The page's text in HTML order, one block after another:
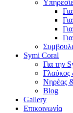
Symi Coral
Για την
Νηρέας
Blog
Gallery
Επικοινωνία